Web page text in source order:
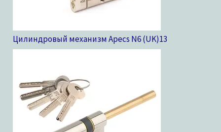
Цилиндровый механизм Apecs N6 (UK)13